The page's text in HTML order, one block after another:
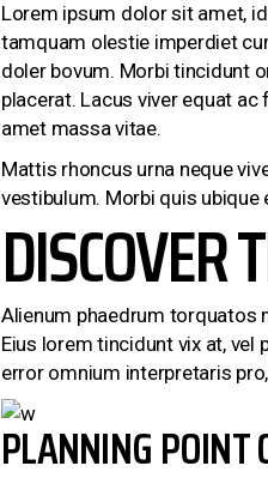
Lorem ipsum dolor sit amet,
tamquam olestie imperdiet
doler bovum. Morbi tincidunt
placerat. Lacus viver equat
amet massa vitae.
Mattis rhoncus urna neque
vestibulum. Morbi quis ubique
DISCOVER
Alienum phaedrum torquatos
Eius lorem tincidunt vix at, vel
error omnium interpretaris
PLANNING POINT